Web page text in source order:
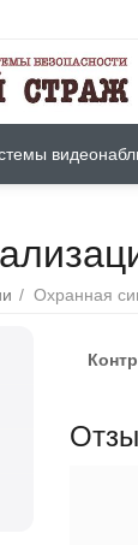
/ Охранная